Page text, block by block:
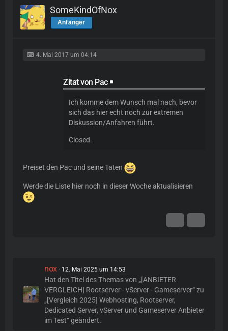
SomeKindOfNox
Anfänger
4. Mai 2017 um 04:14
Zitat von Pac
Ich komme dem Wunsch mal nach, bevor
sich das hier echt noch zur extremen
Diskussion/Anfahren führt.
Closed.
Preiset den Pac und seine Taten
Werde die Liste hier noch in dieser Woche aktualisieren
nox 12. Mai 2025 um 14:53
Hat den Titel des Themas von „[ANBIETER
VERGLEICH] Rootserver - vServer - Gameserver“ zu
„[Vergleich 2025] Webhosting, Rootserver,
Dedicated Server, vServer und Gameserver Anbieter
im Test“ geändert.